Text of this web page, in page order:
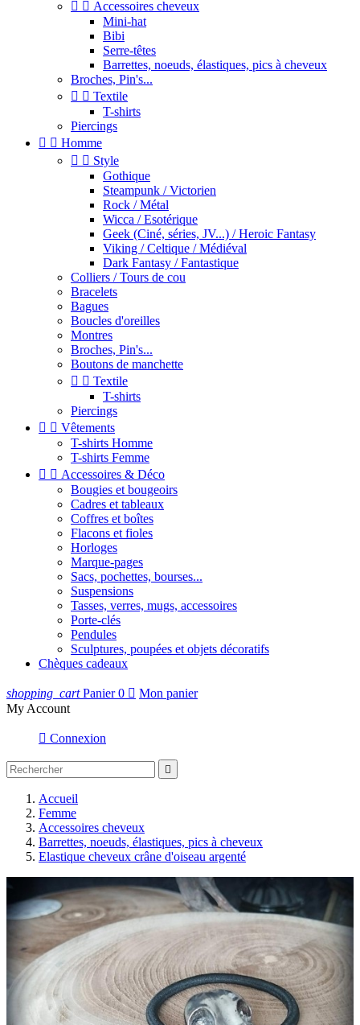
  Accessoires cheveux
Mini-hat
Bibi
Serre-têtes
Barrettes, noeuds, élastiques, pics à cheveux
Broches, Pin's...
  Textile
T-shirts
Piercings
  Homme
  Style
Gothique
Steampunk / Victorien
Rock / Métal
Wicca / Esotérique
Geek (Ciné, séries, JV...) / Heroic Fantasy
Viking / Celtique / Médiéval
Dark Fantasy / Fantastique
Colliers / Tours de cou
Bracelets
Bagues
Boucles d'oreilles
Montres
Broches, Pin's...
Boutons de manchette
  Textile
T-shirts
Piercings
  Vêtements
T-shirts Homme
T-shirts Femme
  Accessoires & Déco
Bougies et bougeoirs
Cadres et tableaux
Coffres et boîtes
Flacons et fioles
Horloges
Marque-pages
Sacs, pochettes, bourses...
Suspensions
Tasses, verres, mugs, accessoires
Porte-clés
Pendules
Sculptures, poupées et objets décoratifs
Chèques cadeaux
shopping_cart Panier 0  Mon panier
My Account
 Connexion

Accueil
Femme
Accessoires cheveux
Barrettes, noeuds, élastiques, pics à cheveux
Elastique cheveux crâne d'oiseau argenté